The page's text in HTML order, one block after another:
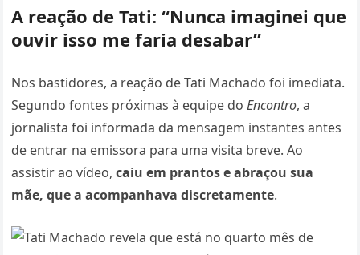
A reação de Tati: “Nunca imaginei que
ouvir isso me faria desabar”
Nos bastidores, a reação de Tati Machado foi imediata.
Segundo fontes próximas à equipe doEncontro, a
jornalista foi informada da mensagem instantes antes
de entrar na emissora para uma visita breve. Ao
assistir ao vídeo,caiu em prantos e abraçou sua
mãe, que a acompanhava discretamente.